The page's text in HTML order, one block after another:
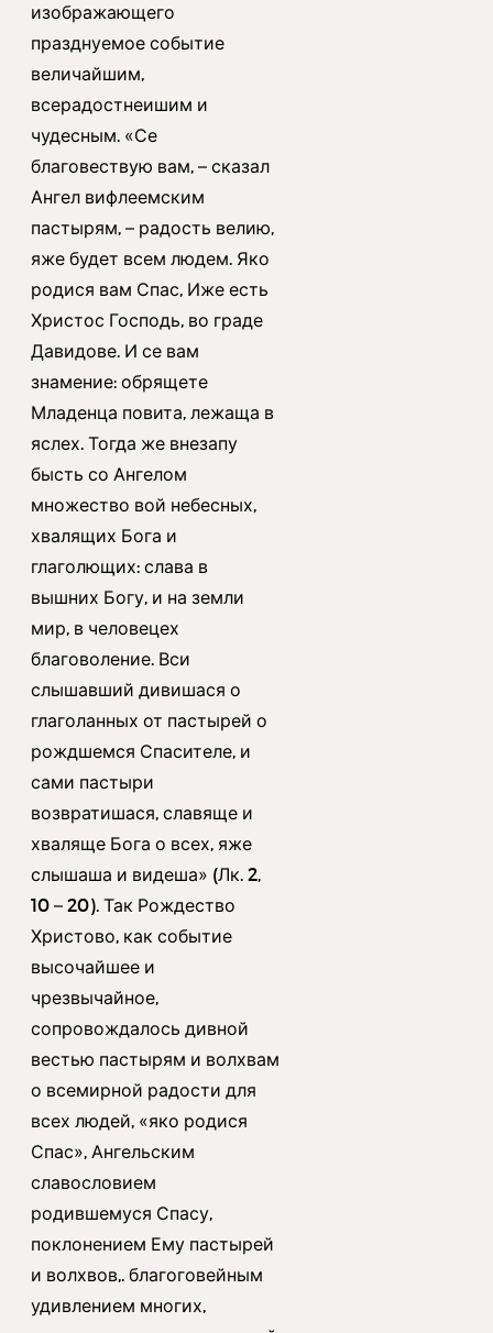
изображающего
празднуемое событие
величайшим,
всерадостнеишим и
чудесным. «Се
благовествую вам, – сказал
Ангел вифлеемским
пастырям, – радость велию,
яже будет всем людем. Яко
родися вам Спас, Иже есть
Христос Господь, во граде
Давидове. И се вам
знамение: обрящете
Младенца повита, лежаща в
яслех. Тогда же внезапу
бысть со Ангелом
множество вой небесных,
хвалящих Бога и
глаголющих: слава в
вышних Богу, и на земли
мир, в человецех
благоволение. Вси
слышавший дивишася о
глаголанных от пастырей о
рождшемся Спасителе, и
сами пастыри
возвратишася, славяще и
хваляще Бога о всех, яже
слышаша и видеша» (Лк. 2,
10 – 20). Так Рождество
Христово, как событие
высочайшее и
чрезвычайное,
сопровождалось дивной
вестью пастырям и волхвам
о всемирной радости для
всех людей, «яко родися
Спас», Ангельским
славословием
родившемуся Спасу,
поклонением Ему пастырей
и волхвов,. благоговейным
удивлением многих,